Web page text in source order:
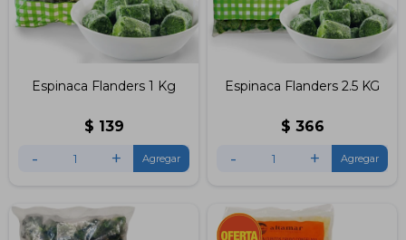
Espinaca Flanders 1 Kg
$ 139
- +
Espinaca Flanders 2.5 KG
$ 366
- +